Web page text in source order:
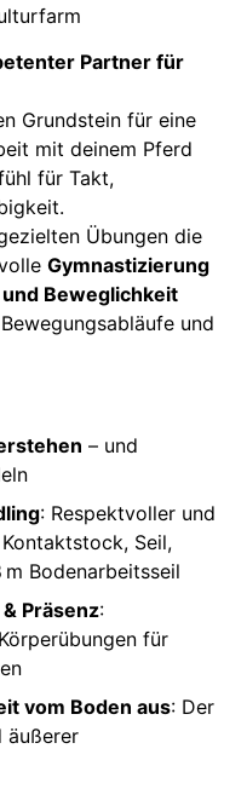
Partner für
Grundstein für eine
mit deinem Pferd
für Takt,
Übungen die
Gymnastizierung
Beweglichkeit
und
– und
: Respektvoller und
Seil,
Bodenarbeitsseil
Präsenz:
für
vom Boden aus: Der
äußerer